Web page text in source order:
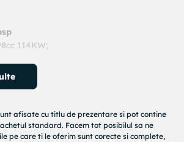
114KW;
afisate cu titlu de prezentare si pot contine
standard. Facem tot posibilul sa ne
pe care ti le oferim sunt corecte si complete,